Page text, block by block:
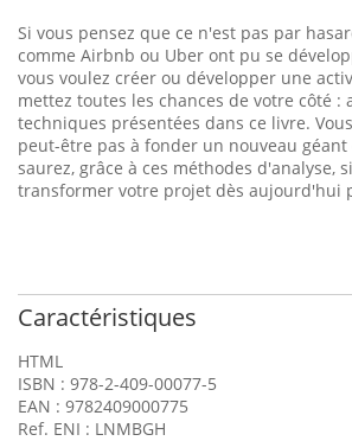
Si vous pensez que ce n'est pas par
comme Airbnb ou Uber ont pu se
vous voulez créer ou développer une
mettez toutes les chances de votre côté :
techniques présentées dans ce livre.
peut-être pas à fonder un nouveau géant
saurez, grâce à ces méthodes d'analyse,
transformer votre projet dès aujourd'hui
Caractéristiques
HTML
ISBN : 978-2-409-00077-5
EAN : 9782409000775
Ref. ENI : LNMBGH